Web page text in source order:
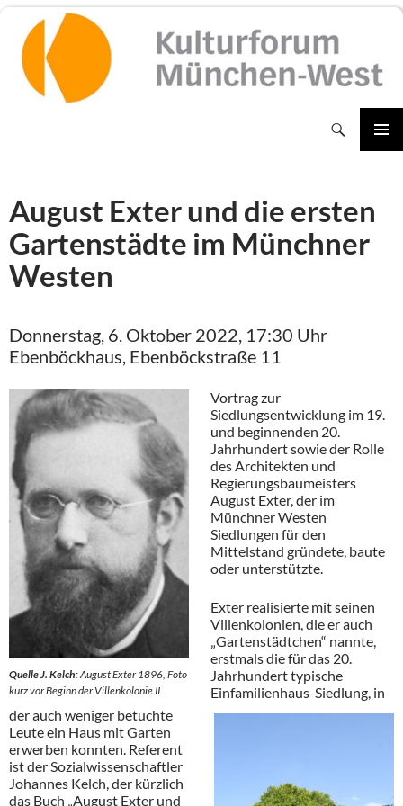
Inhalt
springen
August Exter und die ersten
Gartenstädte im Münchner
Westen
Donnerstag, 6. Oktober 2022, 17:30 Uhr
Ebenböckhaus, Ebenböckstraße 11
Quelle J. Kelch: August Exter 1896, Foto
kurz vor Beginn der Villenkolonie II
Vortrag zur
Siedlungsentwicklung im 19.
und beginnenden 20.
Jahrhundert sowie der Rolle
des Architekten und
Regierungsbaumeisters
August Exter, der im
Münchner Westen
Siedlungen für den
Mittelstand gründete, baute
oder unterstützte.
Exter realisierte mit seinen
Villenkolonien, die er auch
„Gartenstädtchen“ nannte,
erstmals die für das 20.
Jahrhundert typische
Einfamilienhaus-Siedlung, in
der auch weniger betuchte
Leute ein Haus mit Garten
erwerben konnten. Referent
ist der Sozialwissenschaftler
Johannes Kelch, der kürzlich
das Buch „August Exter und